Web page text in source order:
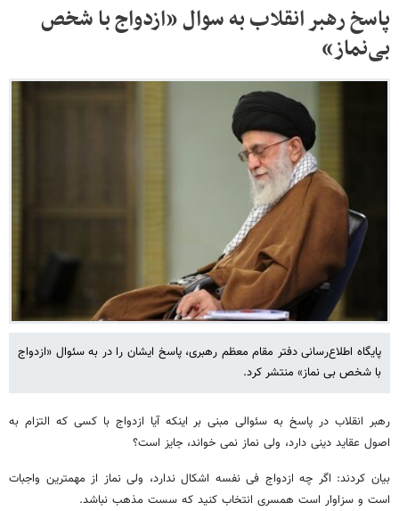
پاسخ رهبر انقلاب به سوال «ازدواج با شخص
بی‌نماز»
پایگاه اطلاع‌رسانی دفتر مقام معظم رهبری، پاسخ ایشان را در به سئوال «ازدواج
با شخص بی نماز» منتشر کرد.
رهبر انقلاب در پاسخ به سئوالی مبنی بر اینکه آیا ازدواج با کسی که التزام به
اصول عقاید دینی دارد، ولی نماز نمی خواند، جایز است؟
بیان کردند: اگر چه ازدواج فی نفسه اشکال ندارد، ولی نماز از مهمترین واجبات
است و سزاوار است همسری انتخاب کنید که سست مذهب نباشد.